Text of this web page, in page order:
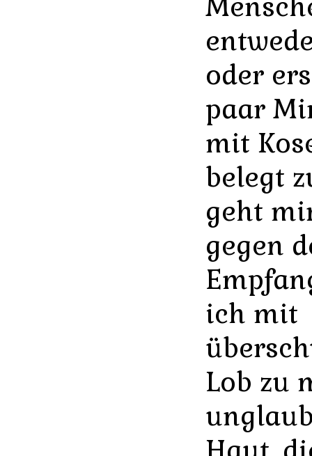
oder
paar
mit
belegt
geht
gegen
ich mit
Lob zu